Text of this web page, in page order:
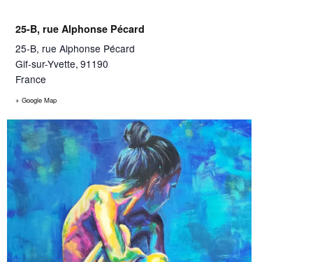
25-B, rue Alphonse Pécard
25-B, rue Alphonse Pécard
Gif-sur-Yvette, 91190
France
+ Google Map